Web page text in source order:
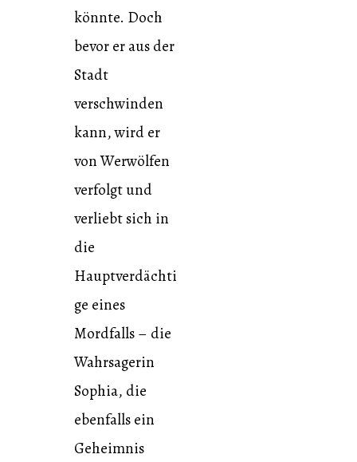
könnte. Doch
bevor er aus der
Stadt
verschwinden
kann, wird er
von Werwölfen
verfolgt und
verliebt sich in
die
Hauptverdächti
ge eines
Mordfalls – die
Wahrsagerin
Sophia, die
ebenfalls ein
Geheimnis